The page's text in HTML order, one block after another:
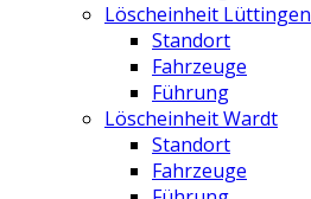
Löscheinheit Lüttingen
Standort
Fahrzeuge
Führung
Löscheinheit Wardt
Standort
Fahrzeuge